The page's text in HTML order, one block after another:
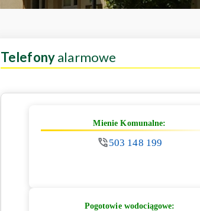
Telefonyalarmowe
Mienie Komunalne:
503 148 199
Pogotowie wodociągowe: